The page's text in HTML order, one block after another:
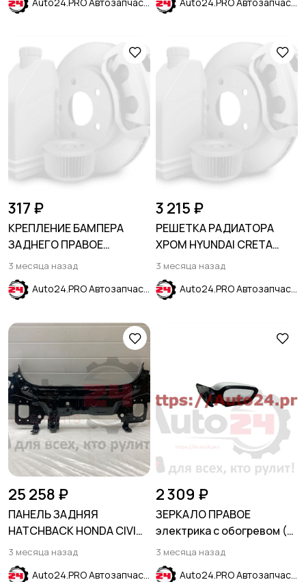
317 ₽
КРЕПЛЕНИЕ БАМПЕРА
ЗАДНЕГО ПРАВОЕ
RENAULT LOGAN 2014-
3 месяца назад
Auto24.PRO Автозапчасти
3 215 ₽
РЕШЕТКА РАДИАТОРА
ХРОМ HYUNDAI CRETA
2016-2021
3 месяца назад
Auto24.PRO Автозапчасти
25 258 ₽
ПАНЕЛЬ ЗАДНЯЯ
HATCHBACK HONDA CIVIC
X 2015-2021
3 месяца назад
Auto24.PRO Автозапчасти
2 309 ₽
ЗЕРКАЛО ПРАВОЕ
электрика с обогревом (5
контактов) HYUNDAI
SOLARIS 2011-2017
3 месяца назад
Auto24.PRO Автозапчасти